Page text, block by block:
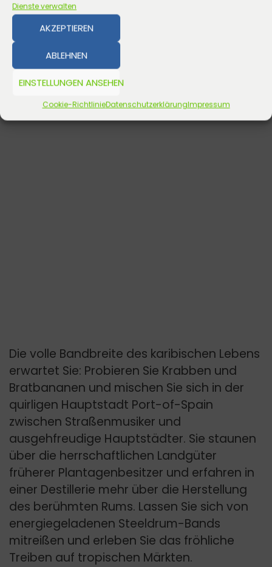
Dienste verwalten
AKZEPTIEREN
ABLEHNEN
EINSTELLUNGEN ANSEHEN
Cookie-RichtlinieDatenschutzerklärungImpressum
Die volle Bandbreite des karibischen Lebens
erwartet Sie: Probieren Sie Krabben und
Bratbananen und mischen Sie sich in der
quirligen Hauptstadt Port-of-Spain
zwischen Straßenmusiker und
ausgehfreudige Hauptstädter. Sie staunen
über die herrschaftlichen Landgüter
früherer Plantagenbesitzer und erfahren in
einer Destillerie mehr über die Herstellung
des berühmten Rums. Lassen Sie sich von
energiegeladenen Steeldrum-Bands
mitreißen und erleben Sie das fröhliche
Treiben auf tropischen Märkten.